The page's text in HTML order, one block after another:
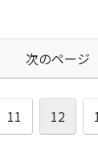
次のページ
11 12